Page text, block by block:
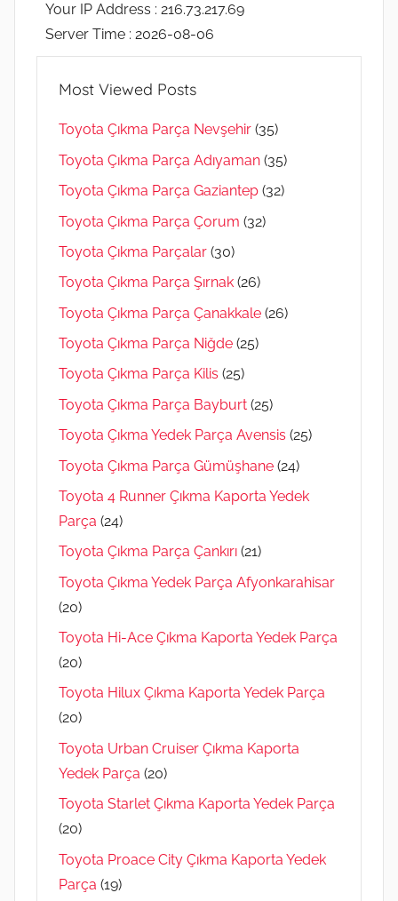
Your IP Address : 216.73.217.69
Server Time : 2026-08-06
Most Viewed Posts
Toyota Çıkma Parça Nevşehir (35)
Toyota Çıkma Parça Adıyaman (35)
Toyota Çıkma Parça Gaziantep (32)
Toyota Çıkma Parça Çorum (32)
Toyota Çıkma Parçalar (30)
Toyota Çıkma Parça Şırnak (26)
Toyota Çıkma Parça Çanakkale (26)
Toyota Çıkma Parça Niğde (25)
Toyota Çıkma Parça Kilis (25)
Toyota Çıkma Parça Bayburt (25)
Toyota Çıkma Yedek Parça Avensis (25)
Toyota Çıkma Parça Gümüşhane (24)
Toyota 4 Runner Çıkma Kaporta Yedek
Parça (24)
Toyota Çıkma Parça Çankırı (21)
Toyota Çıkma Yedek Parça Afyonkarahisar
(20)
Toyota Hi-Ace Çıkma Kaporta Yedek Parça
(20)
Toyota Hilux Çıkma Kaporta Yedek Parça
(20)
Toyota Urban Cruiser Çıkma Kaporta
Yedek Parça (20)
Toyota Starlet Çıkma Kaporta Yedek Parça
(20)
Toyota Proace City Çıkma Kaporta Yedek
Parça (19)